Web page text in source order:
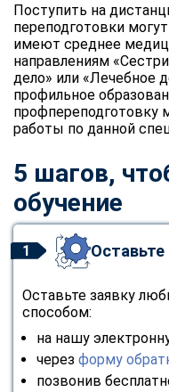
Поступить на
переподготовки
имеют среднее
направлениям
дело» или «Лечебное
профильное
профпереподготовку
работы по данной
5 шагов,
обучение
1 Оставьте
Оставьте заявку
способом:
на нашу
через форму
позвонив
ChatApp
online
Мессенджеры
Свяжитесь с нами
Vkontakte
Max